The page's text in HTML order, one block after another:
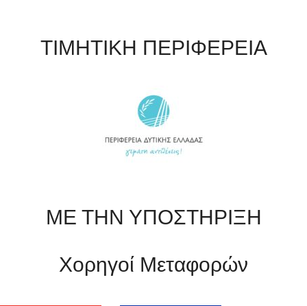
ΤΙΜΗΤΙΚΗ ΠΕΡΙΦΕΡΕΙΑ
ΜΕ ΤΗΝ ΥΠΟΣΤΗΡΙΞΗ
Χορηγοί Μεταφορών